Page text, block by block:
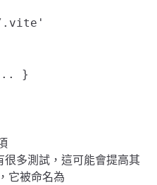
.vite'
}
多測試，這可能會提高其
它被命名為